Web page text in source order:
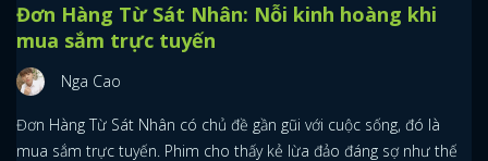
Đơn Hàng Từ Sát Nhân: Nỗi kinh hoàng khi
mua sắm trực tuyến
Nga Cao
Đơn Hàng Từ Sát Nhân có chủ đề gần gũi với cuộc sống, đó là
mua sắm trực tuyến. Phim cho thấy kẻ lừa đảo đáng sợ như thế